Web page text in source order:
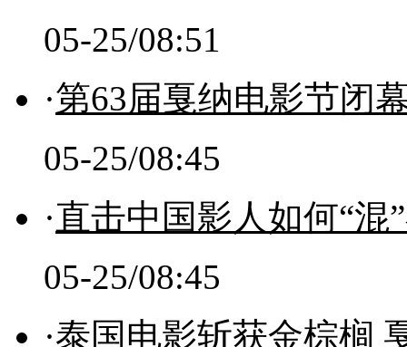
05-25/08:51
·第63届戛纳电影节闭
05-25/08:45
·直击中国影人如何“混
05-25/08:45
·泰国电影斩获金棕榈